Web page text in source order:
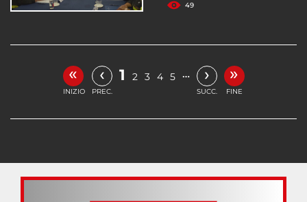
49
«
INIZIO
‹
PREC.
1 2 3 4 5 … ›
SUCC.
»
FINE